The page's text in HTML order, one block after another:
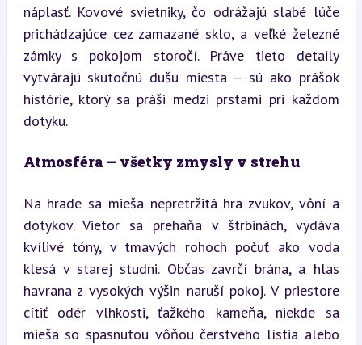
náplasť. Kovové svietniky, čo odrážajú slabé lúče
prichádzajúce cez zamazané sklo, a veľké železné
zámky s pokojom storočí. Práve tieto detaily
vytvárajú skutočnú dušu miesta – sú ako prášok
histórie, ktorý sa práši medzi prstami pri každom
dotyku.
Atmosféra – všetky zmysly v strehu
Na hrade sa mieša nepretržitá hra zvukov, vôní a
dotykov. Vietor sa preháňa v štrbinách, vydáva
kvílivé tóny, v tmavých rohoch počuť ako voda
klesá v starej studni. Občas zavrčí brána, a hlas
havrana z vysokých výšin naruší pokoj. V priestore
cítiť odér vlhkosti, ťažkého kameňa, niekde sa
mieša so spasnutou vôňou čerstvého lístia alebo